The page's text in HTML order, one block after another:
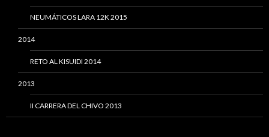
NEUMÁTICOS LARA 12K 2015
2014
RETO AL KISUIDI 2014
2013
II CARRERA DEL CHIVO 2013